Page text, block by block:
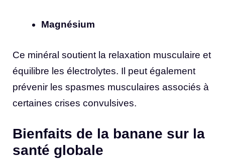
Magnésium
Ce minéral soutient la relaxation musculaire et
équilibre les électrolytes. Il peut également
prévenir les spasmes musculaires associés à
certaines crises convulsives.
Bienfaits de la banane sur la
santé globale